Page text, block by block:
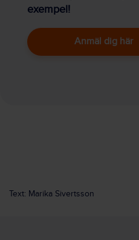
exempel!
Anmäl dig här
Text: Marika Sivertsson